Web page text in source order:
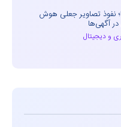
نفوذ تصاویر جعلی هوش
آگهی‌ها
و دیجیتال